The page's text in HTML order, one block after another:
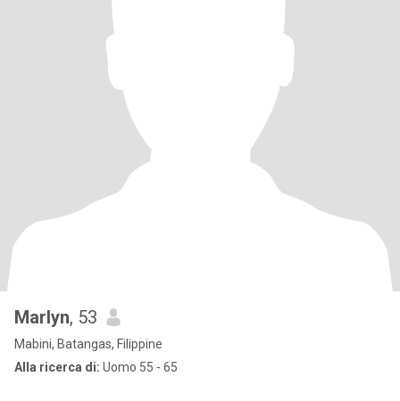
Marlyn, 53
Mabini, Batangas, Filippine
Alla ricerca di: Uomo 55 - 65